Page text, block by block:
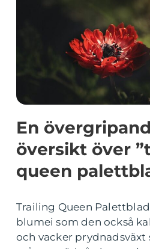
En
översikt över
queen
Trailing Queen
blumei som den också
och vacker prydnadsväxt